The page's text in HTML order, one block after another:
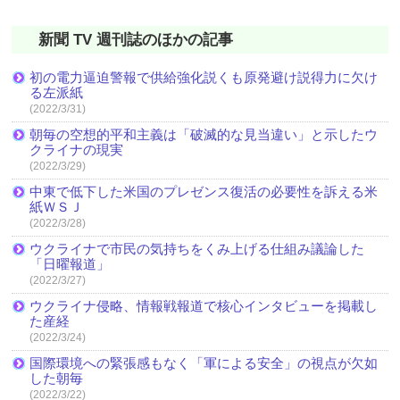
新聞 TV 週刊誌のほかの記事
初の電力逼迫警報で供給強化説くも原発避け説得力に欠け
る左派紙
(2022/3/31)
朝毎の空想的平和主義は「破滅的な見当違い」と示したウ
クライナの現実
(2022/3/29)
中東で低下した米国のプレゼンス復活の必要性を訴える米
紙ＷＳＪ
(2022/3/28)
ウクライナで市民の気持ちをくみ上げる仕組み議論した
「日曜報道」
(2022/3/27)
ウクライナ侵略、情報戦報道で核心インタビューを掲載し
た産経
(2022/3/24)
国際環境への緊張感もなく「軍による安全」の視点が欠如
した朝毎
(2022/3/22)